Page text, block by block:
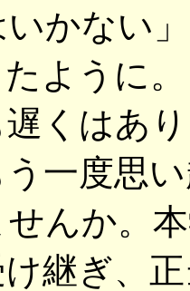
かない
ように。
くはあ
一度思
んか。
継ぎ、